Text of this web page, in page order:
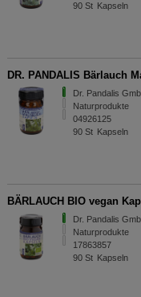
90 St Kapseln
DR. PANDALIS Bärlauch
Dr. Pandalis
Naturprodukte
04926125
90 St Kapseln
BÄRLAUCH BIO vegan
Dr. Pandalis
Naturprodukte
17863857
90 St Kapseln